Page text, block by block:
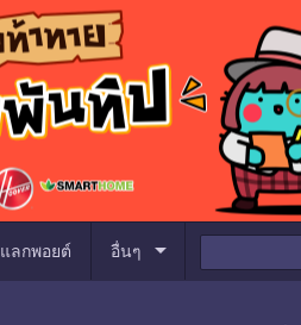
แลกพอยต์ อื่นๆ arrow_drop_down